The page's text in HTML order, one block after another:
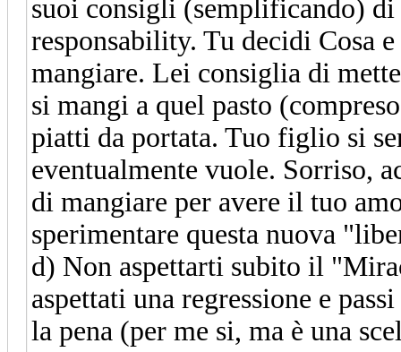
suoi consigli (semplificando)
responsability. Tu decidi Cosa
mangiare. Lei consiglia di
si mangi a quel pasto
piatti da portata. Tuo figlio si
eventualmente vuole. Sorriso,
di mangiare per avere il tuo
sperimentare questa nuova
d) Non aspettarti subito il
aspettati una regressione e
la pena (per me si, ma è una